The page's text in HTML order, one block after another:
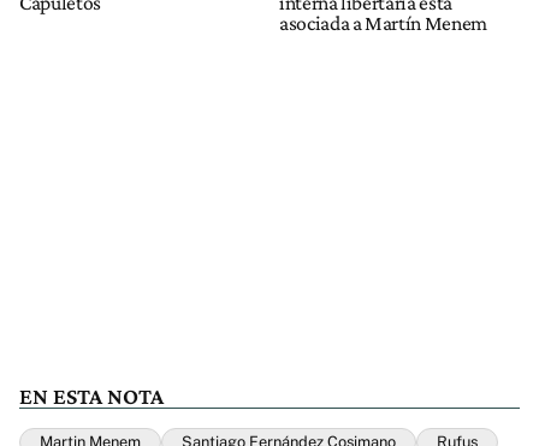
asociada a Martín Menem
EN ESTA NOTA
Martin Menem Santiago Fernández Cosimano Rufus